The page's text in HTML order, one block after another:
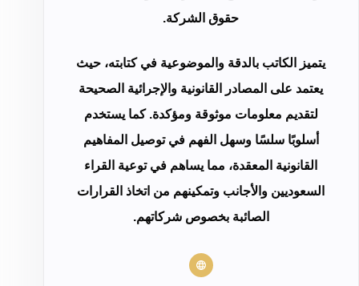
حقوق الشركة.
يتميز الكاتب بالدقة والموضوعية في كتابته، حيث
يعتمد على المصادر القانونية والإجرائية الصحيحة
لتقديم معلومات موثوقة ومؤكدة. كما يستخدم
أسلوبًا سلسًا وسهل الفهم في توصيل المفاهيم
القانونية المعقدة، مما يساهم في توعية القراء
السعوديين والأجانب وتمكينهم من اتخاذ القرارات
الصائبة بخصوص شركاتهم.